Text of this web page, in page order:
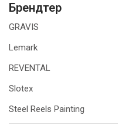
Брендтер
GRAVIS
Lemark
REVENTAL
Slotex
Steel Reels Painting